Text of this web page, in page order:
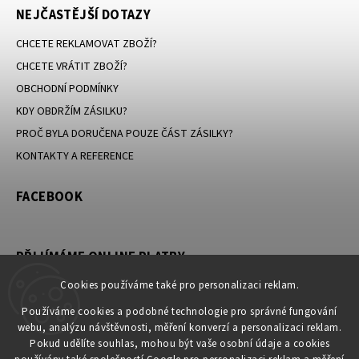
Cookies používáme také pro personalizaci reklam.
Používáme cookies a podobné technologie pro správné fungování
webu, analýzu návštěvnosti, měření konverzí a personalizaci reklam.
Pokud udělíte souhlas, mohou být vaše osobní údaje a cookies
NEJČASTĚJŠÍ DOTAZY
CHCETE REKLAMOVAT ZBOŽÍ?
CHCETE VRÁTIT ZBOŽÍ?
OBCHODNÍ PODMÍNKY
KDY OBDRŽÍM ZÁSILKU?
PROČ BYLA DORUČENA POUZE ČÁST ZÁSILKY?
KONTAKTY A REFERENCE
FACEBOOK
PŘIJÍMÁME ONLINE PLATBY
KONTAKT